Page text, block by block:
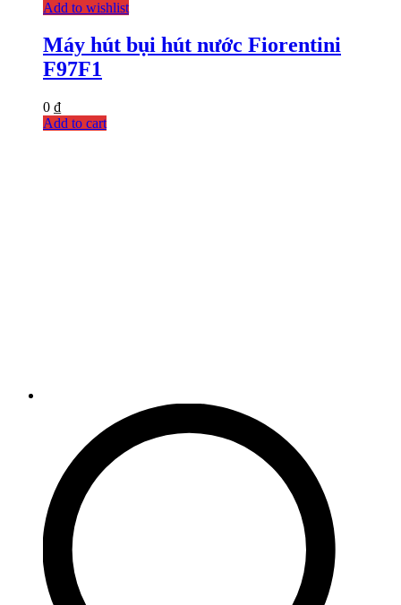
Add to wishlist
Máy hút bụi hút nước Fiorentini
F97F1
0 ₫
Add to cart